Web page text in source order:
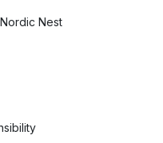
Nest